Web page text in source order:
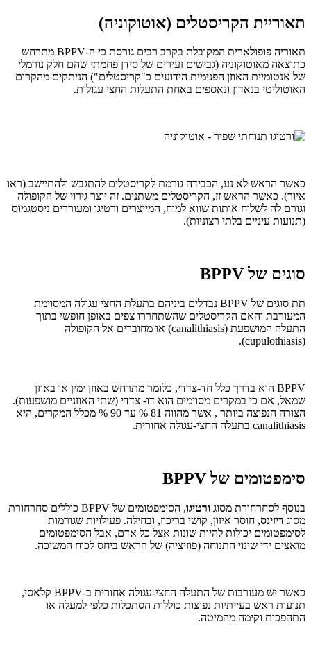
תאוריית הקריסטלים (אוטוקוניה)
תאוריה פופולארית המקובלת בקרב רבים גורסת כי ה-BPPV מתרחש
כתוצאה מאוטוקוניה (גבישים זעירים של סידן פחמתי שהם חלק נורמלי
של אנטומיית האוזן הפנימית הידועים כ"קריסטלים") הניתקים מהקרום
האוטוליטי בנאדון ונאספים באחת התעלות החצי עגולות.
כאשר הראש לא נע, הכבידה גורמת לקריסטלים להתגבש ולהתיישב (ראו
איור). כאשר הראש זז, הקריסטלים משתנים. זה יוצר גירוי של הקופולה
וגורם לה לשלוח אותות שווא למוח, המייצרים ורטיגו ומעוררים ניסטגמוס
(תנועות עיניים בלתי רצוניות).
סוגים של BPPV
תת סוגים של BPPV נבדלים ביניהם בתעלת החצי עגולה המסוימת
המעורבת והאם הקריסטלים שהשתחררו צפים באופן חופשי בתוך
התעלה המושפעת (canalithiasis) או מחוברים אל הקופולה
(cupulothiasis).
BPPV הוא בדרך כלל חד-צדדי, כלומר מתרחש באוזן ימין או באוזן
שמאל, אם כי במקרים מסוימים הוא דו- צדדי (שתי האוזניים מושפעות).
הצורה הנפוצה ביותר , אשר מהווה 81 % עד 90 % מכלל המקרים, היא
canalithiasis בתעלה החצי-עגולה אחורית.
סימפטומים של BPPV
בנוסף לסחרחורת מסוג ורטיגו
, הסימפטומים של BPPV כוללים סחרחורת
מסוג דיזינס, חוסר איזון, קושי בריכוז, ובחילה. פעילויות שגורמות
לסימפטומים יכולות להיות שונות אצל כל אדם, אבל הסימפטומים
מואצים ידי שינוי התנוחה (פוזיציה) של הראש ביחס לכוח המשיכה.
כאשר יש מעורבות של התעלה החצי-עגולה אחורית ב-BPPV קלאסי,
תנועות ראש בעייתיות נפוצות כוללות הסתכלות כלפי למעלה או
התהפכות וקימה מהמיטה.